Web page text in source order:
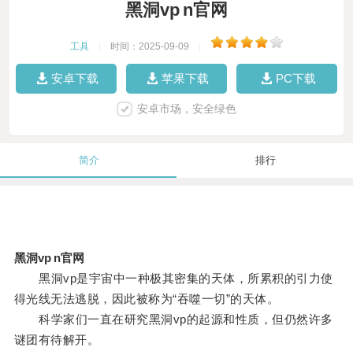
黑洞vp n官网
工具 时间：2025-09-09
安卓下载 苹果下载 PC下载
安卓市场，安全绿色
简介 排行
黑洞vp n官网
黑洞vp是宇宙中一种极其密集的天体，所累积的引力使
得光线无法逃脱，因此被称为“吞噬一切”的天体。
科学家们一直在研究黑洞vp的起源和性质，但仍然许多
谜团有待解开。